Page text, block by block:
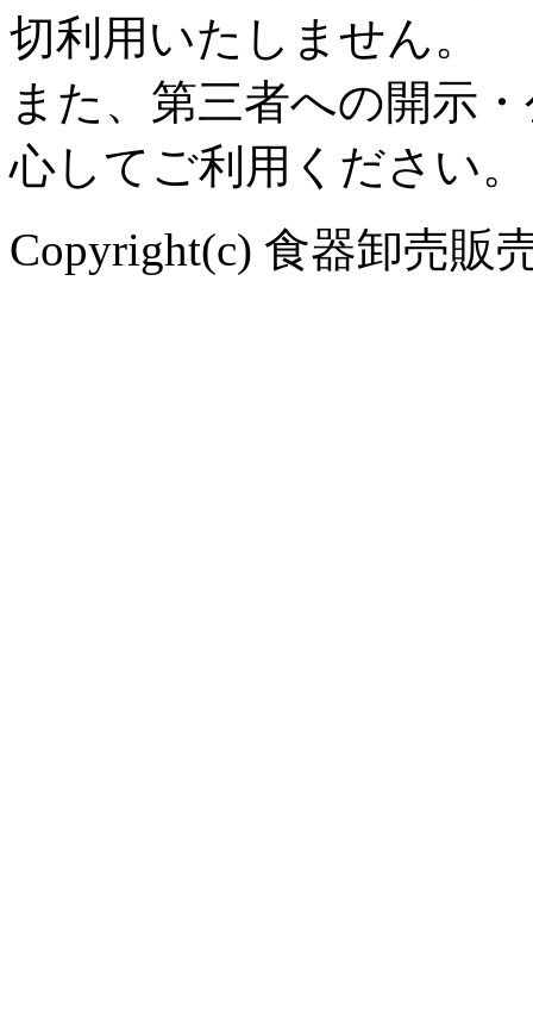
切利用いたしません。
また、第三者への開示
心してご利用ください。
Copyright(c) 食器卸売販